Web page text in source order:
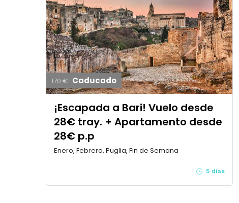
170 € Caducado
¡Escapada a Bari! Vuelo desde
28€ tray. + Apartamento desde
28€ p.p
Enero, Febrero, Puglia, Fin de Semana
5 días